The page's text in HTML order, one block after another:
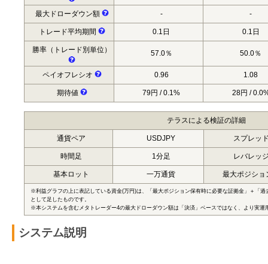
最大ドローダウン額 - -
トレード平均期間 0.1日 0.1日
勝率（トレード別単位） 57.0％ 50.0％
ペイオフレシオ 0.96 1.08
期待値 79円 / 0.1% 28円 /
テラスによる検証の詳細
通貨ペア USDJPY スプレッ
時間足 1分足 レバレッ
基本ロット 一万通貨 最大ポジショ
※利益グラフの上に表記している資金(万円)は、「最大ポジション保有時に必要な証拠金」＋「
として足したものです。
※本システムを含むメタトレーダー4の最大ドローダウン額は「決済」ベースではなく、より実運
システム説明